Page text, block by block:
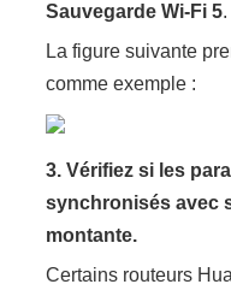
Sauvegarde Wi-Fi 5.
La figure suivante
comme exemple :
3. Vérifiez si les
synchronisés avec
montante.
Certains routeurs